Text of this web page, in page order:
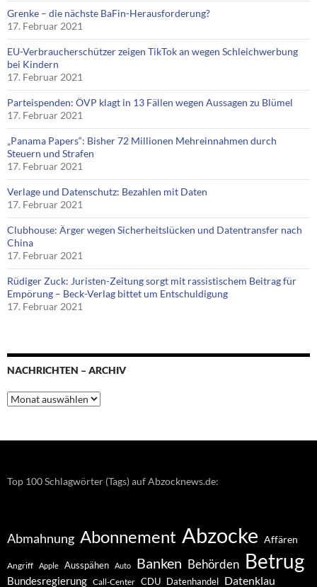
Grenke – die nächste BaFin-Herausforderung?
17. Februar 2021
EU-Verbraucherschützer zeigen TikTok an wegen Schleichwerbung
bei Kindern
17. Februar 2021
Parteispenden: ÖVP klagt in 13 Fällen wegen Aussagen zu Blümel
17. Februar 2021
„Panama Papers“: Bisher 72 Millionen Mehreinnahmen durch
Steuern und Strafen
17. Februar 2021
Verlage und Datenschutz: Bezahlen mit Daten
17. Februar 2021
Clubhouse: Ärger wegen Sicherheitslücken und Datentransfer nach
China
17. Februar 2021
Rüdiger Zuck: Juristen-Zeitung sorgt mit rassistischem Beitrag für
Empörung – Beck-Verlag bittet um Entschuldigung
17. Februar 2021
NACHRICHTEN – ARCHIV
Nachrichten
–
Top 100 Schlagwörter (Tags) auf Abzocknews.de:
Abmahnung Abonnement Abzocke Affären
Angriff Apple Ausspähen Auto Banken Behörden Betrug
Bundesregierung Call-Center CDU Datenhandel Datenklau